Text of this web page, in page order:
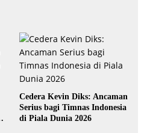
Cedera Kevin Diks: Ancaman
Serius bagi Timnas Indonesia
di Piala Dunia 2026